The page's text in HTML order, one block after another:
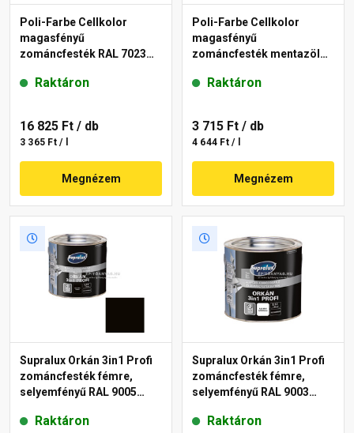
Poli-Farbe Cellkolor
magasfényű
zománcfesték RAL 7023
Raktáron
16 825 Ft / db
3 365 Ft / l
Megnézem
Poli-Farbe Cellkolor
magasfényű
zománcfesték mentazöld
Raktáron
3 715 Ft / db
4 644 Ft / l
Megnézem
Supralux Orkán 3in1 Profi
zománcfesték fémre,
selyemfényű RAL 9005
Raktáron
Supralux Orkán 3in1 Profi
zománcfesték fémre,
selyemfényű RAL 9003
Raktáron